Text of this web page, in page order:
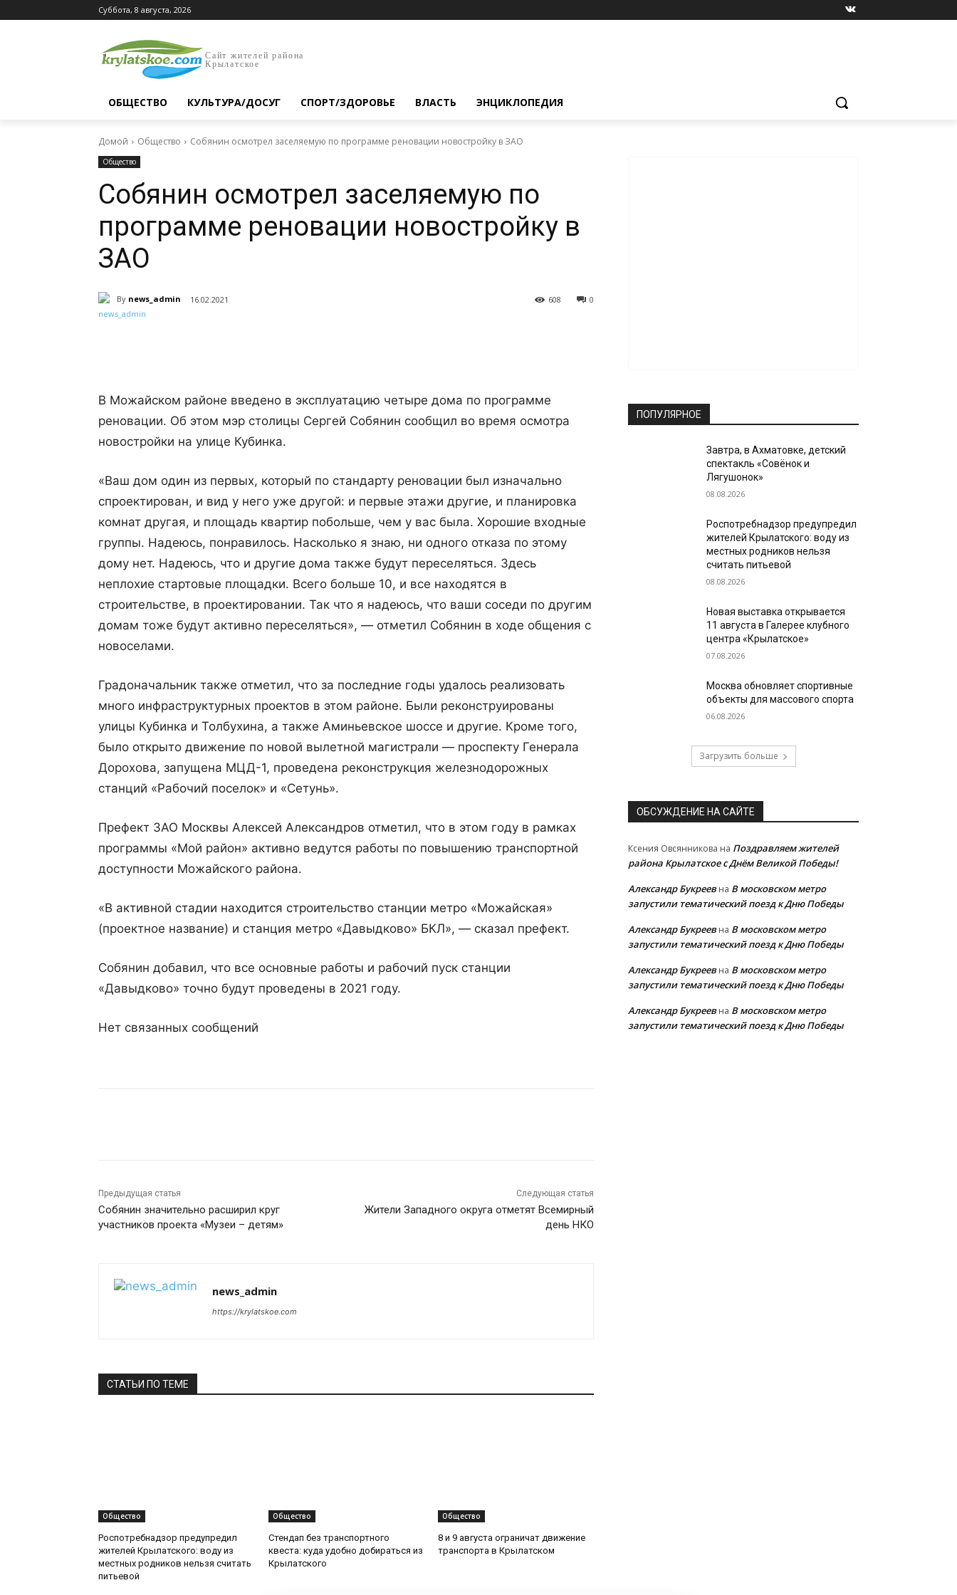
Суббота, 8 августа, 2026
Сайт жителей района
Крылатское
ОБЩЕСТВО КУЛЬТУРА/ДОСУГ СПОРТ/ЗДОРОВЬЕ ВЛАСТЬ ЭНЦИКЛОПЕДИЯ
Домой Общество Собянин осмотрел заселяемую по программе реновации новостройку в ЗАО
Общество
Собянин осмотрел заселяемую по
программе реновации новостройку в
ЗАО
By news_admin 16.02.2021 0
608
В Можайском районе введено в эксплуатацию четыре дома по программе
реновации. Об этом мэр столицы Сергей Собянин сообщил во время осмотра
новостройки на улице Кубинка.
«Ваш дом один из первых, который по стандарту реновации был изначально
спроектирован, и вид у него уже другой: и первые этажи другие, и планировка
комнат другая, и площадь квартир побольше, чем у вас была. Хорошие входные
группы. Надеюсь, понравилось. Насколько я знаю, ни одного отказа по этому
дому нет. Надеюсь, что и другие дома также будут переселяться. Здесь
неплохие стартовые площадки. Всего больше 10, и все находятся в
строительстве, в проектировании. Так что я надеюсь, что ваши соседи по другим
домам тоже будут активно переселяться», — отметил Собянин в ходе общения с
новоселами.
Градоначальник также отметил, что за последние годы удалось реализовать
много инфраструктурных проектов в этом районе. Были реконструированы
улицы Кубинка и Толбухина, а также Аминьевское шоссе и другие. Кроме того,
было открыто движение по новой вылетной магистрали — проспекту Генерала
Дорохова, запущена МЦД-1, проведена реконструкция железнодорожных
станций «Рабочий поселок» и «Сетунь».
Префект ЗАО Москвы Алексей Александров отметил, что в этом году в рамках
программы «Мой район» активно ведутся работы по повышению транспортной
доступности Можайского района.
«В активной стадии находится строительство станции метро «Можайская»
(проектное название) и станция метро «Давыдково» БКЛ», — сказал префект.
Собянин добавил, что все основные работы и рабочий пуск станции
«Давыдково» точно будут проведены в 2021 году.
Нет связанных сообщений
Предыдущая статья
Собянин значительно расширил круг
участников проекта «Музеи – детям»
Следующая статья
Жители Западного округа отметят Всемирный
день НКО
news_admin
https://krylatskoe.com
СТАТЬИ ПО ТЕМЕ
Общество
Роспотребнадзор предупредил
жителей Крылатского: воду из
местных родников нельзя считать
питьевой
Общество
Стендап без транспортного
квеста: куда удобно добираться из
Крылатского
Общество
8 и 9 августа ограничат движение
транспорта в Крылатском
ПОПУЛЯРНОЕ
Завтра, в Ахматовке, детский
спектакль «Совёнок и
Лягушонок»
08.08.2026
Роспотребнадзор предупредил
жителей Крылатского: воду из
местных родников нельзя
считать питьевой
08.08.2026
Новая выставка открывается
11 августа в Галерее клубного
центра «Крылатское»
07.08.2026
Москва обновляет спортивные
объекты для массового спорта
06.08.2026
Загрузить больше
ОБСУЖДЕНИЕ НА САЙТЕ
Ксения Овсянникова на Поздравляем жителей
района Крылатское с Днём Великой Победы!
Александр Букреевна В московском метро
запустили тематический поезд к Дню Победы
Александр Букреевна В московском метро
запустили тематический поезд к Дню Победы
Александр Букреевна В московском метро
запустили тематический поезд к Дню Победы
Александр Букреевна В московском метро
запустили тематический поезд к Дню Победы